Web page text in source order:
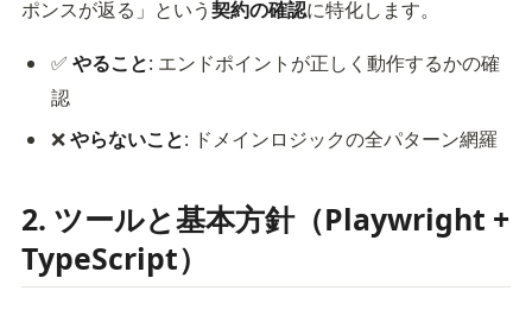
ポンスが返る」という契約の確認に特化します。
✅ やること: エンドポイントが正しく動作するかの確
認
❌やらないこと: ドメインロジックの全パターン網羅
2. ツールと基本方針（Playwright +
TypeScript）